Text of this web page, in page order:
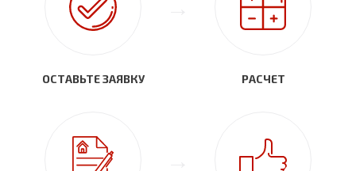
ОСТАВЬТЕ ЗАЯВКУ РАСЧЕТ